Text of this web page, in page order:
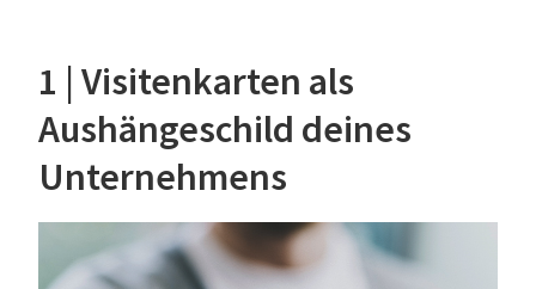
1 | Visitenkarten als
Aushängeschild deines
Unternehmens